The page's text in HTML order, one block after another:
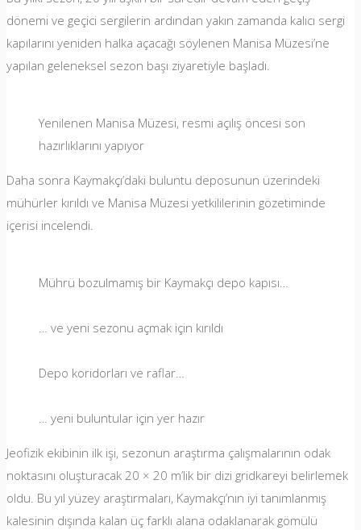
dönemi ve geçici sergilerin ardından yakın zamanda kalıcı sergi
kapılarını yeniden halka açacağı söylenen Manisa Müzesi’ne
yapılan geleneksel sezon başı ziyaretiyle başladı.
Yenilenen Manisa Müzesi, resmi açılış öncesi son
hazırlıklarını yapıyor
Daha sonra Kaymakçı’daki buluntu deposunun üzerindeki
mühürler kırıldı ve Manisa Müzesi yetkililerinin gözetiminde
içerisi incelendi.
Mührü bozulmamış bir Kaymakçı depo kapısı…
… ve yeni sezonu açmak için kırıldı
Depo koridorları ve raflar…
… yeni buluntular için yer hazır
Jeofizik ekibinin ilk işi, sezonun araştırma çalışmalarının odak
noktasını oluşturacak 20 × 20 m’lik bir dizi gridkareyi belirlemek
oldu. Bu yıl yüzey araştırmaları, Kaymakçı’nın iyi tanımlanmış
kalesinin dışında kalan üç farklı alana odaklanarak gömülü